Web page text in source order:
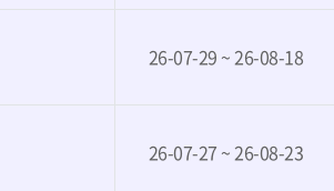
26-07-29 ~ 26-08-18
26-07-27 ~ 26-08-23